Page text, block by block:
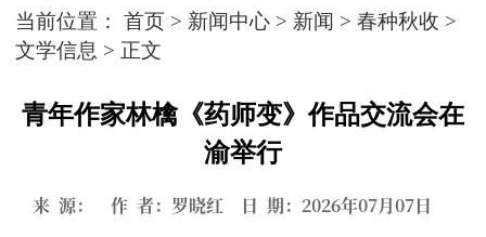
当前位置：首页 > 新闻中心 > 新闻 >春种秋收 >
文学信息 > 正文
青年作家林檎《药师变》作品交流会在
渝举行
来 源： 作 者：罗晓红 日 期：2026年07月07日